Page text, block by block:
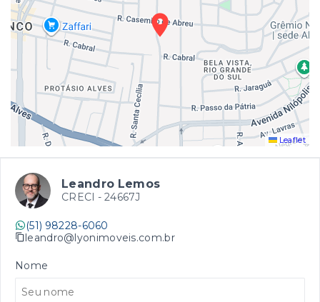
Leaflet
Leandro Lemos
CRECI - 24667J
(51) 98228-6060
leandro@lyonimoveis.com.br
Nome